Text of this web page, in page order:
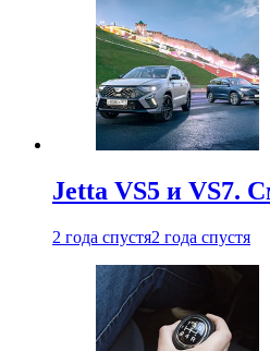
Jetta VS5 и VS7.
2 года спустя2 года спустя